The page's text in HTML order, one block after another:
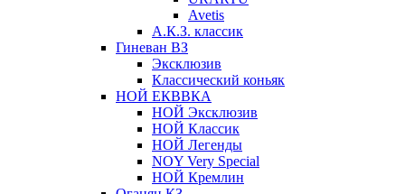
Avetis
А.К.З. классик
Гиневан ВЗ
Эксклюзив
Классический коньяк
НОЙ ЕКВВКА
НОЙ Эксклюзив
НОЙ Классик
НОЙ Легенды
NOY Very Speсial
НОЙ Кремлин